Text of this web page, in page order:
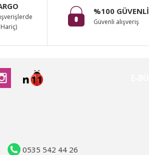
%100 GÜVENLİ
Güvenli alışveriş
0535 542 44 26